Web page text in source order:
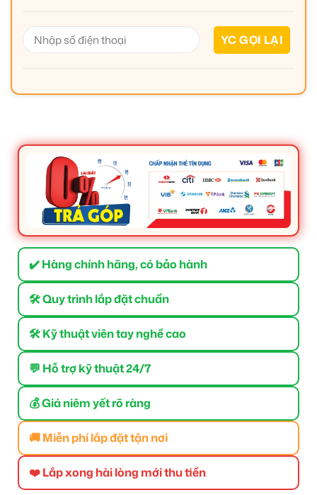
✔️ Hàng chính hãng, có bảo hành
🛠 Quy trình lắp đặt chuẩn
🛠 Kỹ thuật viên tay nghề cao
💬 Hỗ trợ kỹ thuật 24/7
💰 Giá niêm yết rõ ràng
🚚 Miễn phí lắp đặt tận nơi
❤️ Lắp xong hài lòng mới thu tiền